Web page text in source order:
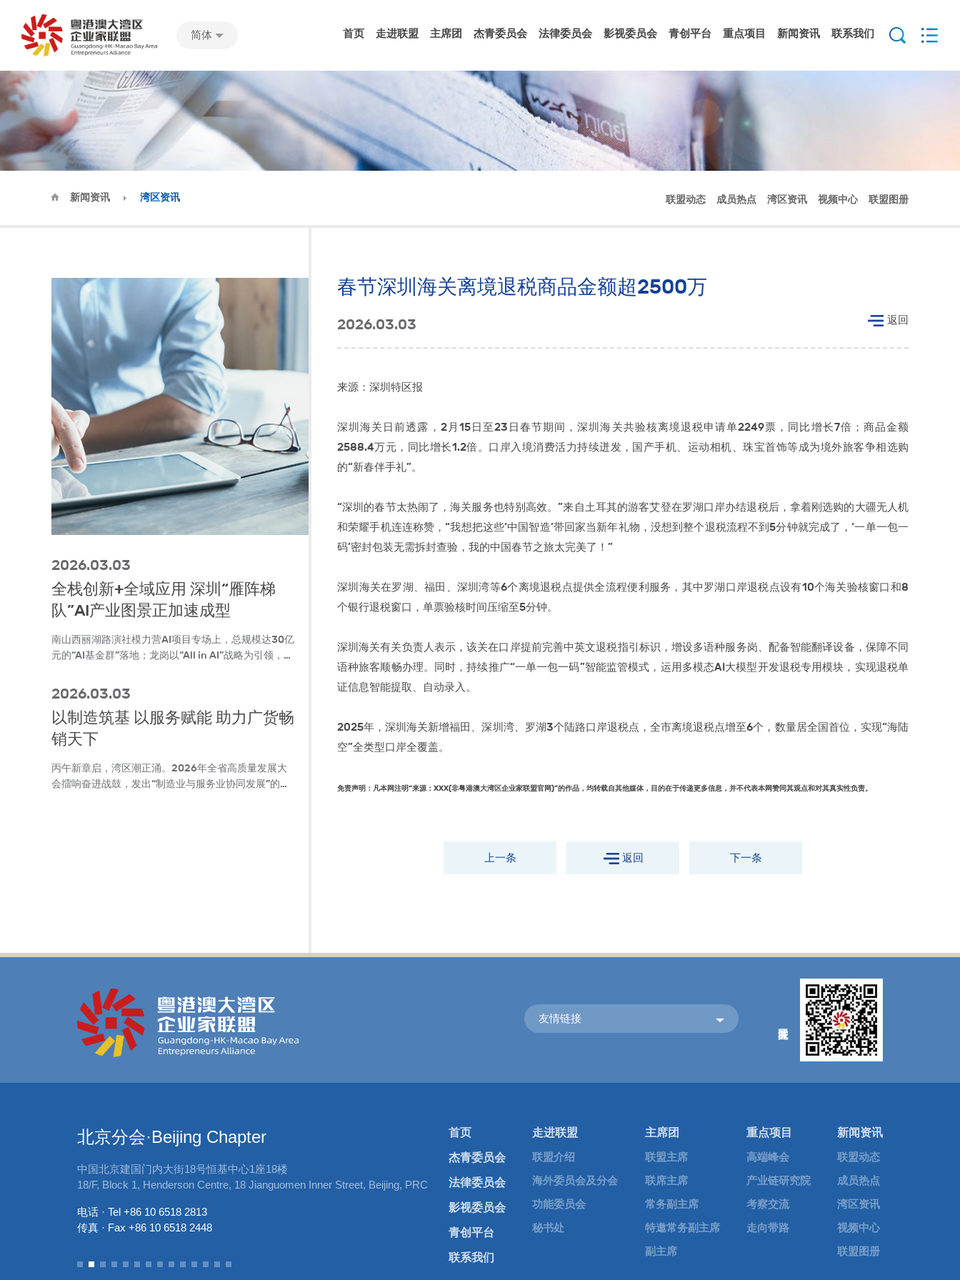
简体 首页 走进联盟 主席团 杰青委员会 法律委员会 影视委员会 青创平台 重点项目 新闻资讯 联系我们
新闻资讯 湾区资讯 联盟动态 成员热点 湾区资讯 视频中心 联盟图册
2026.03.03
全栈创新+全域应用 深圳“雁阵梯
队”AI产业图景正加速成型
南山西丽湖路演社模力营AI项目专场上，总规模达30亿
元的“AI基金群”落地；龙岗以“All in AI”战略为引领，激
务器，实现从边缘到云端的全场景覆盖……深圳人工智
能创新浪潮奔涌，一幅“雁阵梯队”协同共进的产业图景
正加速成型。
2026.03.03
以制造筑基 以服务赋能 助力广货畅
销天下
丙午新章启，湾区潮正涌。2026年全省高质量发展大
会擂响奋进战鼓，发出“制造业与服务业协同发展”的号
春节深圳海关离境退税商品金额超2500万
2026.03.03 返回
来源：深圳特区报
深圳海关日前透露，2月15日至23日春节期间，深圳海关共验核离境退税申请单2249票，同比增长7倍；商品金额
2588.4万元，同比增长1.2倍。口岸入境消费活力持续迸发，国产手机、运动相机、珠宝首饰等成为境外旅客争相选购
的“新春伴手礼”。
“深圳的春节太热闹了，海关服务也特别高效。”来自土耳其的游客艾登在罗湖口岸办结退税后，拿着刚选购的大疆无人机
和荣耀手机连连称赞，“我想把这些‘中国智造’带回家当新年礼物，没想到整个退税流程不到5分钟就完成了，‘一单一包一
码’密封包装无需拆封查验，我的中国春节之旅太完美了！”
深圳海关在罗湖、福田、深圳湾等6个离境退税点提供全流程便利服务，其中罗湖口岸退税点设有10个海关验核窗口和8
个银行退税窗口，单票验核时间压缩至5分钟。
深圳海关有关负责人表示，该关在口岸提前完善中英文退税指引标识，增设多语种服务岗、配备智能翻译设备，保障不同
语种旅客顺畅办理。同时，持续推广“一单一包一码”智能监管模式，运用多模态AI大模型开发退税专用模块，实现退税单
证信息智能提取、自动录入。
2025年，深圳海关新增福田、深圳湾、罗湖3个陆路口岸退税点，全市离境退税点增至6个，数量居全国首位，实现“海陆
空”全类型口岸全覆盖。
免责声明：凡本网注明“来源：XXX(非粤港澳大湾区企业家联盟官网)”的作品，均转载自其他媒体，目的在于传递更多信息，并不代表本网赞同其观点和对其真实性负责。
上一条 返回 下一条
友情链接
北京分会·Beijing Chapter
中国北京建国门内大街18号恒基中心1座18楼
18/F, Block 1, Henderson Centre, 18 Jianguomen Inner Street, Beijing, PRC
电话 · Tel +86 10 6518 2813
传真 · Fax +86 10 6518 2448
长三角分会·Yangtze River delta Chapter
1/F, A4, Sunwah Link, 118 Software Ave, Yuhuatai District, Nanjing, Jiangsu,
PRC
电话 · Tel +86 25 6818 1333
越南河内分会
ULIS-Jonathan KS Choi Cultural
Hanoi, Vietnam
电话 · Tel +84 375 895 598
首页
杰青委员会
法律委员会
影视委员会
青创平台
联系我们
走进联盟
联盟介绍
海外委员会及分会
功能委员会
秘书处
主席团
联盟主席
联席主席
常务副主席
特邀常务副主席
副主席
重点项目
高端峰会
产业链研究院
考察交流
走向带路
新闻资讯
联盟动态
成员热点
湾区资讯
视频中心
联盟图册